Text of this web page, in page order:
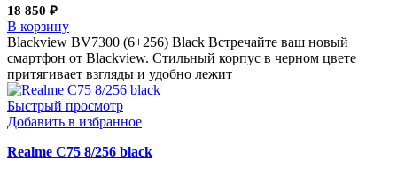
18 850 ₽
В корзину
Blackview BV7300 (6+256) Black Встречайте ваш новый
смартфон от Blackview. Стильный корпус в черном цвете
притягивает взгляды и удобно лежит
Быстрый просмотр
Добавить в избранное
Realme С75 8/256 black